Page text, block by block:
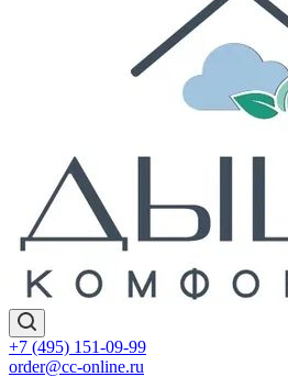
+7 (495) 151-09-99
order@cc-online.ru